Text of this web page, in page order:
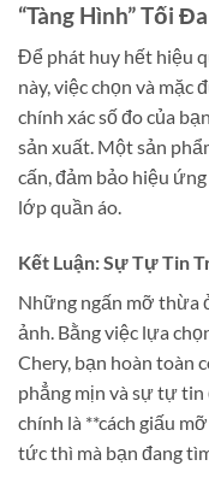
“Tàng Hình” Tối Đa
Để phát huy hết hiệu
này, việc chọn và mặc
chính xác số đo của
sản xuất. Một sản
cấn, đảm bảo hiệu
lớp quần áo.
Kết Luận: Sự Tự Tin
Những ngấn mỡ thừa
ảnh. Bằng việc lựa
Chery, bạn hoàn toàn
phẳng mịn và sự tự
chính là **cách giấu
tức thì mà bạn đang